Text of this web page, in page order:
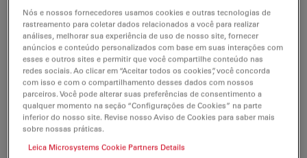
microscópioque se encaixa facilmente entre o tubo
visualizador e o corpo de estereomicroscópios com
encaixe tipo rabo de andorinha. A câmera oferece
vídeo ao vivo em tempo realem uma telapronta
HDouHDtotalou na tela de um PC.
A câmera captura imagens coloridas de3 megapixels
diretamente em umcartão SDou para um PC
conectado. A câmera vem com o intuitivo
que inclui medições básicas, anotações e
Nós e nossos fornecedores usamos cookies e outras tecnologias de
rastreamento para coletar dados relacionados a você para realizar
análises, melhorar sua experiência de uso de nosso site, fornecer
anúncios e conteúdo personalizados com base em suas interações com
esses e outros sites e permitir que você compartilhe conteúdo nas
redes sociais. Ao clicar em “Aceitar todos os cookies”, você concorda
com isso e com o compartilhamento desses dados com nossos
parceiros. Você pode alterar suas preferências de consentimento a
qualquer momento na seção “Configurações de Cookies” na parte
inferior do nosso site. Revise nosso Aviso de Cookies para saber mais
sobre nossas práticas.
Leica Microsystems Cookie Partners Details